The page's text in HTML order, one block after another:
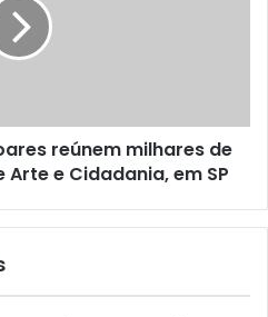
reúnem milhares de
e Cidadania, em SP